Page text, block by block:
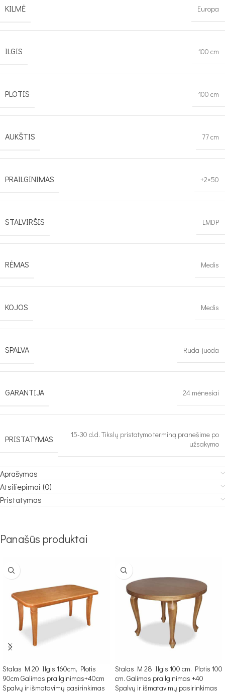
KILMĖ
Europa
ILGIS 100 cm
PLOTIS 100 cm
AUKŠTIS 77 cm
PRAILGINIMAS +2×50
STALVIRŠIS LMDP
RĖMAS Medis
KOJOS Medis
SPALVA Ruda-juoda
GARANTIJA 24 mėnesiai
PRISTATYMAS
15-30 d.d. Tikslų pristatymo terminą pranešime po
užsakymo
Aprašymas
Atsiliepimai (0)
Pristatymas
Panašūs produktai
Stalas M 20 Ilgis 160cm, Plotis
90cm Galimas prailginimas+40cm
Spalvų ir išmatavimų pasirinkimas
Stalas M 28 Ilgis 100 cm. Plotis 100
cm. Galimas prailginimas +40
Spalvų ir išmatavimų pasirinkimas